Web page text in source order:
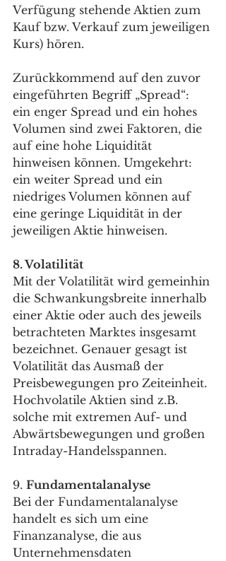
Verfügung stehende Aktien zum
Kauf bzw. Verkauf zum jeweiligen
Kurs) hören.
Zurückkommend auf den zuvor
eingeführten Begriff „Spread“:
ein enger Spread und ein hohes
Volumen sind zwei Faktoren, die
auf eine hohe Liquidität
hinweisen können. Umgekehrt:
ein weiter Spread und ein
niedriges Volumen können auf
eine geringe Liquidität in der
jeweiligen Aktie hinweisen.
8. Volatilität
Mit der Volatilität wird gemeinhin
die Schwankungsbreite innerhalb
einer Aktie oder auch des jeweils
betrachteten Marktes insgesamt
bezeichnet. Genauer gesagt ist
Volatilität das Ausmaß der
Preisbewegungen pro Zeiteinheit.
Hochvolatile Aktien sind z.B.
solche mit extremen Auf- und
Abwärtsbewegungen und großen
Intraday-Handelsspannen.
9. Fundamentalanalyse
Bei der Fundamentalanalyse
handelt es sich um eine
Finanzanalyse, die aus
Unternehmensdaten